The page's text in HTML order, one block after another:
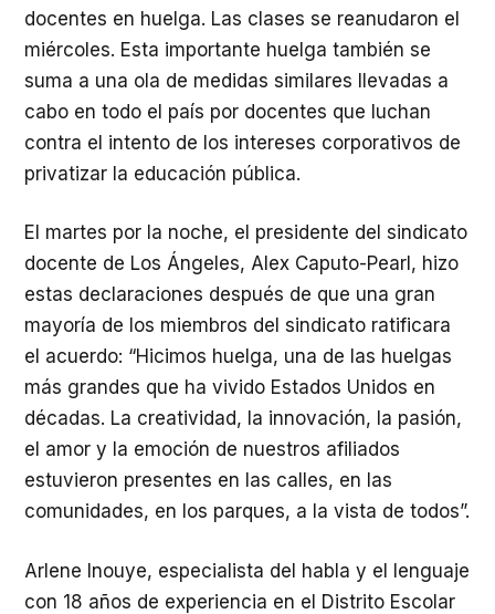
docentes en huelga. Las clases se reanudaron el
miércoles. Esta importante huelga también se
suma a una ola de medidas similares llevadas a
cabo en todo el país por docentes que luchan
contra el intento de los intereses corporativos de
privatizar la educación pública.
El martes por la noche, el presidente del sindicato
docente de Los Ángeles, Alex Caputo-Pearl, hizo
estas declaraciones después de que una gran
mayoría de los miembros del sindicato ratificara
el acuerdo: “Hicimos huelga, una de las huelgas
más grandes que ha vivido Estados Unidos en
décadas. La creatividad, la innovación, la pasión,
el amor y la emoción de nuestros afiliados
estuvieron presentes en las calles, en las
comunidades, en los parques, a la vista de todos”.
Arlene Inouye, especialista del habla y el lenguaje
con 18 años de experiencia en el Distrito Escolar